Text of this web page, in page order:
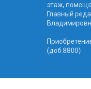
этаж,
Главный
(доб.8800)